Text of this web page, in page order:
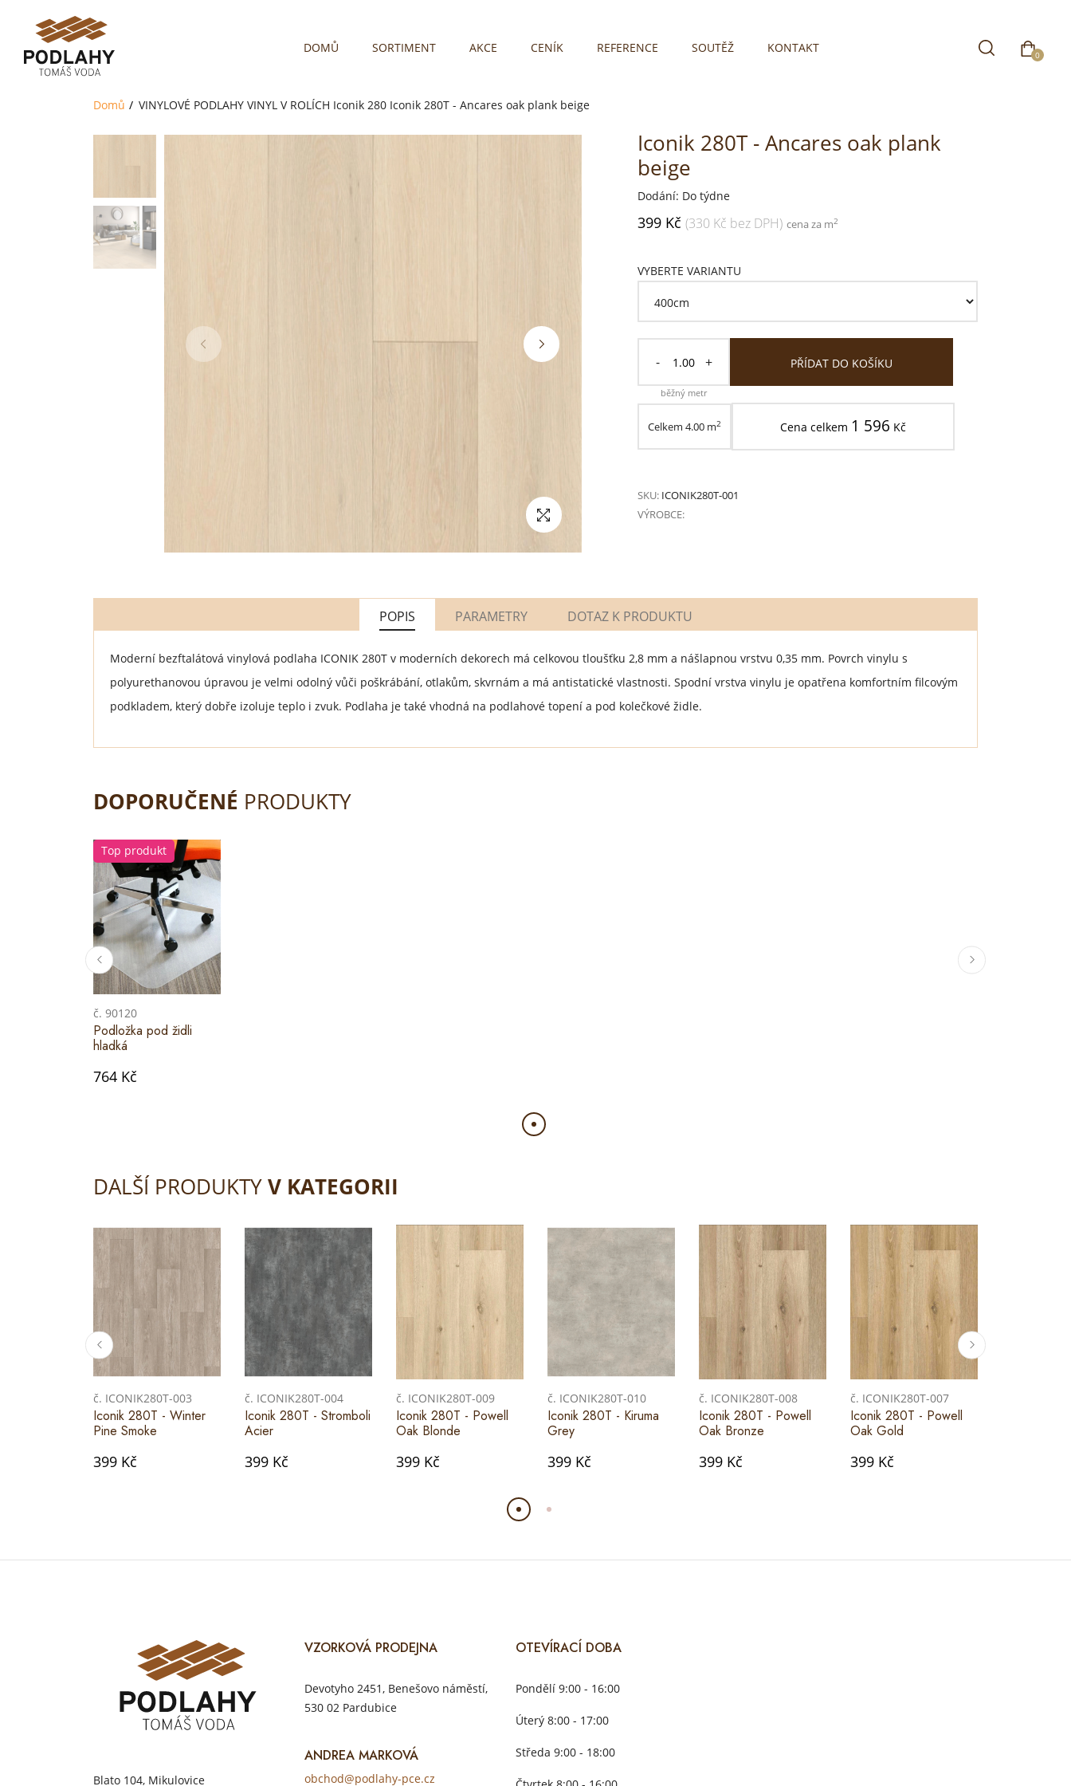
DOMŮ SORTIMENT AKCE CENÍK REFERENCE SOUTĚŽ KONTAKT 0
Domů VINYLOVÉ PODLAHY VINYL V ROLÍCH Iconik 280 Iconik 280T - Ancares oak plank beige
Iconik 280T - Ancares oak plank
beige
Dodání: Do týdne
399 Kč (330 Kč bez DPH) cena za m2
VYBERTE VARIANTU
- +
běžný metr
PŘÍDAT DO KOŠÍKU
Celkem 4.00m2 Cena celkem 1 596 Kč
SKU: ICONIK280T-001
VÝROBCE:
POPIS PARAMETRY DOTAZ K PRODUKTU
Moderní bezftalátová vinylová podlaha ICONIK 280T v moderních dekorech má celkovou tloušťku 2,8 mm a nášlapnou vrstvu 0,35 mm. Povrch vinylu s
polyurethanovou úpravou je velmi odolný vůči poškrábání, otlakům, skvrnám a má antistatické vlastnosti. Spodní vrstva vinylu je opatřena komfortním filcovým
podkladem, který dobře izoluje teplo i zvuk. Podlaha je také vhodná na podlahové topení a pod kolečkové židle.
DOPORUČENÉ PRODUKTY
Top produkt
č. 90120
Podložka pod židli
hladká
764 Kč
DALŠÍ PRODUKTYV KATEGORII
č. ICONIK280T-003
Iconik 280T - Winter
Pine Smoke
399 Kč
č. ICONIK280T-004
Iconik 280T - Stromboli
Acier
399 Kč
č. ICONIK280T-009
Iconik 280T - Powell
Oak Blonde
399 Kč
č. ICONIK280T-010
Iconik 280T - Kiruma
Grey
399 Kč
č. ICONIK280T-008
Iconik 280T - Powell
Oak Bronze
399 Kč
č. ICONIK280T-007
Iconik 280T - Powell
Oak Gold
399 Kč
Blato 104, Mikulovice
VZORKOVÁ PRODEJNA
Devotyho 2451, Benešovo náměstí,
530 02 Pardubice
ANDREA MARKOVÁ
obchod@podlahy-pce.cz
OTEVÍRACÍ DOBA
Pondělí 9:00 - 16:00
Úterý 8:00 - 17:00
Středa 9:00 - 18:00